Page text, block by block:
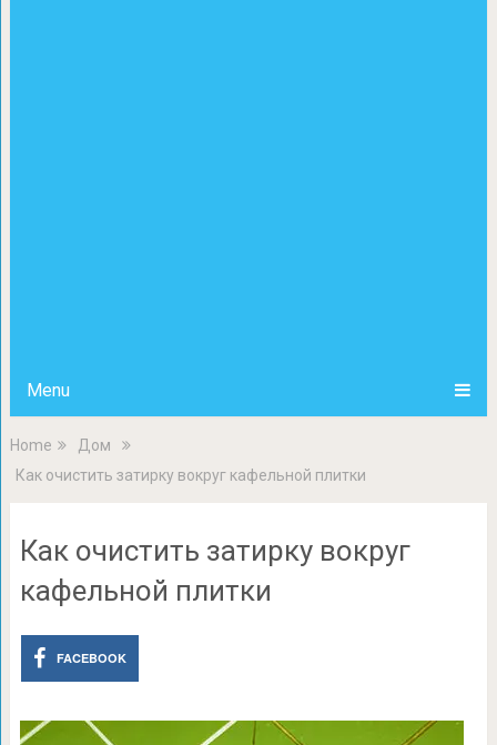
Menu
Home
Дом
Как очистить затирку вокруг кафельной плитки
Как очистить затирку вокруг
кафельной плитки
FACEBOOK